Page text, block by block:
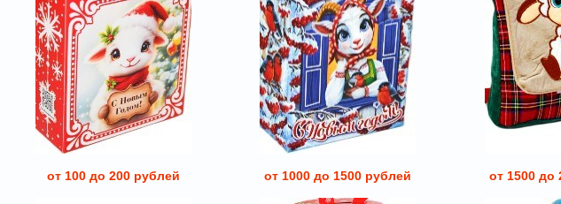
от 100 до 200 рублей от 1000 до 1500 рублей от 1500 до